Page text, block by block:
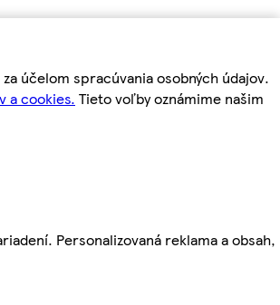
účelom spracúvania osobných údajov.
a cookies. Tieto voľby oznámime našim
Personalizovaná reklama a obsah,